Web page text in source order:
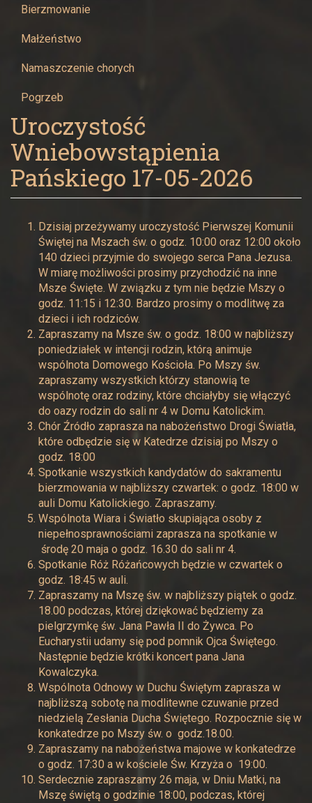
Maryi
Panny
w
Żywcu
Bierzmowanie
Małżeństwo
Namaszczenie chorych
Pogrzeb
Uroczystość
Wniebowstąpienia
Pańskiego 17-05-2026
Dzisiaj przeżywamy uroczystość Pierwszej Komunii
Świętej na Mszach św. o godz. 10:00 oraz 12:00 około
140 dzieci przyjmie do swojego serca Pana Jezusa.
W miarę możliwości prosimy przychodzić na inne
Msze Święte. W związku z tym nie będzie Mszy o
godz. 11:15 i 12:30. Bardzo prosimy o modlitwę za
dzieci i ich rodziców.
Zapraszamy na Msze św. o godz. 18:00 w najbliższy
poniedziałek w intencji rodzin, którą animuje
wspólnota Domowego Kościoła. Po Mszy św.
zapraszamy wszystkich którzy stanowią te
wspólnotę oraz rodziny, które chciałyby się włączyć
do oazy rodzin do sali nr 4 w Domu Katolickim.
Chór Źródło zaprasza na nabożeństwo Drogi Światła,
które odbędzie się w Katedrze dzisiaj po Mszy o
godz. 18:00
Spotkanie wszystkich kandydatów do sakramentu
bierzmowania w najbliższy czwartek: o godz. 18:00 w
auli Domu Katolickiego. Zapraszamy.
Wspólnota Wiara i Światło skupiająca osoby z
niepełnosprawnościami zaprasza na spotkanie w
środę 20 maja o godz. 16.30 do sali nr 4.
Spotkanie Róż Różańcowych będzie w czwartek o
godz. 18:45 w auli.
Zapraszamy na Mszę św. w najbliższy piątek o godz.
18.00 podczas, której dziękować będziemy za
pielgrzymkę św. Jana Pawła II do Żywca. Po
Eucharystii udamy się pod pomnik Ojca Świętego.
Następnie będzie krótki koncert pana Jana
Kowalczyka.
Wspólnota Odnowy w Duchu Świętym zaprasza w
najbliższą sobotę na modlitewne czuwanie przed
niedzielą Zesłania Ducha Świętego. Rozpocznie się w
konkatedrze po Mszy św. o godz.18.00.
Zapraszamy na nabożeństwa majowe w konkatedrze
o godz. 17:30 a w kościele Św. Krzyża o 19:00.
Serdecznie zapraszamy 26 maja, w Dniu Matki, na
Mszę świętą o godzinie 18:00, podczas, której